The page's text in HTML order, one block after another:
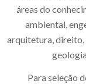
áreas do
ambiental,
arquitetura, direito,
Para seleção